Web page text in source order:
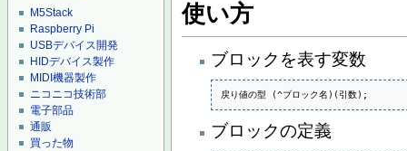
M5Stack
Raspberry Pi
USBデバイス開発
HIDデバイス製作
MIDI機器製作
ニコニコ技術部
電子部品
通販
買った物
使い方
ブロックを表す変数
戻り値の型 (^ブロック名 ) (引数) ;
ブロックの定義